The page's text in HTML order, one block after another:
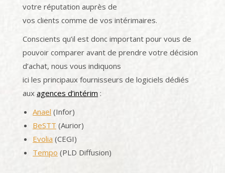
votre réputation auprès de
vos clients comme de vos intérimaires.
Conscients qu’il est donc important pour vous de
pouvoir comparer avant de prendre votre décision
d’achat, nous vous indiquons
ici les principaux fournisseurs de logiciels dédiés
aux agences d’intérim :
Anael (Infor)
BeSTT (Aurior)
Evolia (CEGI)
Tempo (PLD Diffusion)